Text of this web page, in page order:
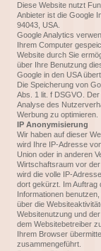
Diese Website nutzt
Anbieter ist die Google
94043, USA.
Google Analytics
Ihrem Computer
Website durch Sie
über Ihre Benutzung
Google in den USA
Die Speicherung von
Abs. 1 lit. f DSGVO.
Analyse des
Werbung zu optimieren.
IP Anonymisierung
Wir haben auf dieser
wird Ihre IP-Adresse
Union oder in anderen
Wirtschaftsraum vor
wird die volle IP-
dort gekürzt. Im Auftrag
Informationen
über die
Websitenutzung und
dem Websitebetreiber
Ihrem Browser
zusammengeführt.